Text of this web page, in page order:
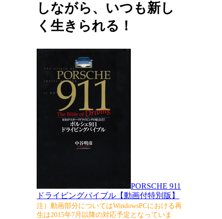
しながら、いつも新し
く生きられる！
PORSCHE 911
ドライビングバイブル【動画付特別版】
注）動画部分についてはWindowsPCにおける再
生は2015年7月以降の対応予定となっていま